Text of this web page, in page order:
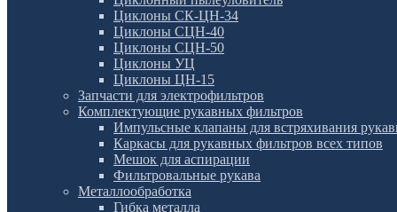
Циклоны СК-ЦН-34
Циклоны СЦН-40
Циклоны СЦН-50
Циклоны УЦ
Циклоны ЦН-15
Запчасти для электрофильтров
Комплектующие рукавных фильтров
Импульсные клапаны для встряхивания
Каркасы для рукавных фильтров всех типов
Мешок для аспирации
Фильтровальные рукава
Металлообработка
Гибка металла